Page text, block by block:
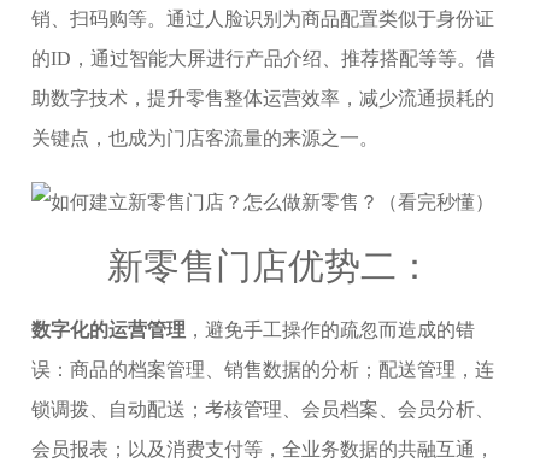
销、扫码购等。通过人脸识别为商品配置类似于身份证
的ID，通过智能大屏进行产品介绍、推荐搭配等等。借
助数字技术，提升零售整体运营效率，减少流通损耗的
关键点，也成为门店客流量的来源之一。
新零售门店优势二：
数字化的运营管理 ，避免手工操作的疏忽而造成的错
误：商品的档案管理、销售数据的分析；配送管理，连
锁调拨、自动配送；考核管理、会员档案、会员分析、
会员报表；以及消费支付等，全业务数据的共融互通，